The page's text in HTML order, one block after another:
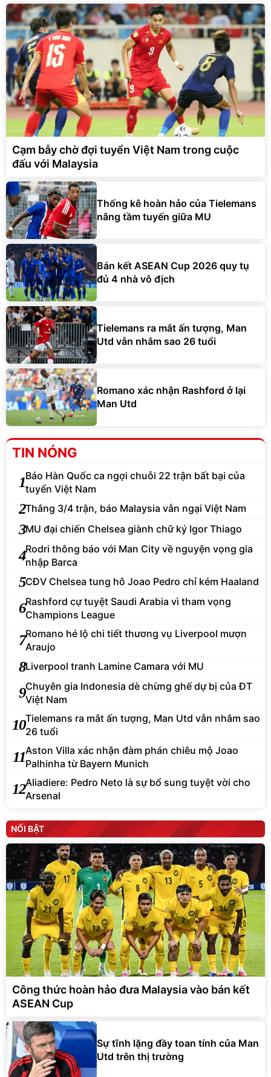
Cạm bẫy chờ đợi tuyển Việt Nam trong cuộc
đấu với Malaysia
Thống kê hoàn hảo của Tielemans
nâng tầm tuyến giữa MU
Bán kết ASEAN Cup 2026 quy tụ
đủ 4 nhà vô địch
Tielemans ra mắt ấn tượng, Man
Utd vẫn nhắm sao 26 tuổi
Romano xác nhận Rashford ở lại
Man Utd
TIN NÓNG
1Báo Hàn Quốc ca ngợi chuỗi 22 trận bất bại của
tuyển Việt Nam
2Thắng 3/4 trận, báo Malaysia vẫn ngại Việt Nam
3MU đại chiến Chelsea giành chữ ký Igor Thiago
4Rodri thông báo với Man City về nguyện vọng gia
nhập Barca
5CĐV Chelsea tung hô Joao Pedro chỉ kém Haaland
6Rashford cự tuyệt Saudi Arabia vì tham vọng
Champions League
7Romano hé lộ chi tiết thương vụ Liverpool mượn
Araujo
8Liverpool tranh Lamine Camara với MU
9Chuyên gia Indonesia dè chừng ghế dự bị của ĐT
Việt Nam
10Tielemans ra mắt ấn tượng, Man Utd vẫn nhắm sao
26 tuổi
11Aston Villa xác nhận đàm phán chiêu mộ Joao
Palhinha từ Bayern Munich
12Aliadiere: Pedro Neto là sự bổ sung tuyệt vời cho
Arsenal
NỔI BẬT
Công thức hoàn hảo đưa Malaysia vào bán kết
ASEAN Cup
Sự tĩnh lặng đầy toan tính của Man
Utd trên thị trường